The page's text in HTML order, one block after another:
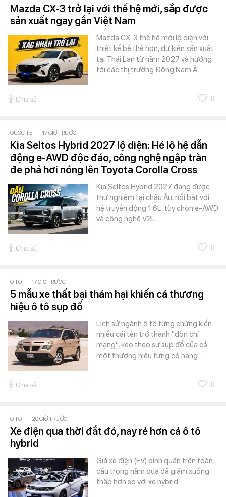
Mazda CX-3 trở lại với thế hệ mới, sắp được
sản xuất ngay gần Việt Nam
Mazda CX-3 thế hệ mới lộ diện với
thiết kế bề thế hơn, dự kiến sản xuất
tại Thái Lan từ năm 2027 và hướng
tới các thị trường Đông Nam Á.
Chia sẻ 0
QUỐC TẾ - 17 GIỜ TRƯỚC
Kia Seltos Hybrid 2027 lộ diện: Hé lộ hệ dẫn
động e-AWD độc đáo, công nghệ ngập tràn
đe phả hơi nóng lên Toyota Corolla Cross
Kia Seltos Hybrid 2027 đang được
thử nghiệm tại châu Âu, nổi bật với
hệ truyền động 1.6L, tùy chọn e-AWD
và công nghệ V2L.
Chia sẻ 0
Ô TÔ - 17 GIỜ TRƯỚC
5 mẫu xe thất bại thảm hại khiến cả thương
hiệu ô tô sụp đổ
Lịch sử ngành ô tô từng chứng kiến
nhiều cái tên trở thành "đòn chí
mạng", kéo theo sự sụp đổ của cả
một thương hiệu từng có hàng…
Chia sẻ 0
Ô TÔ - 20 GIỜ TRƯỚC
Xe điện qua thời đắt đỏ, nay rẻ hơn cả ô tô
hybrid
Giá xe điện (EV) bình quân trên toàn
cầu trong năm qua đã giảm xuống
thấp hơn so với xe hybrid.